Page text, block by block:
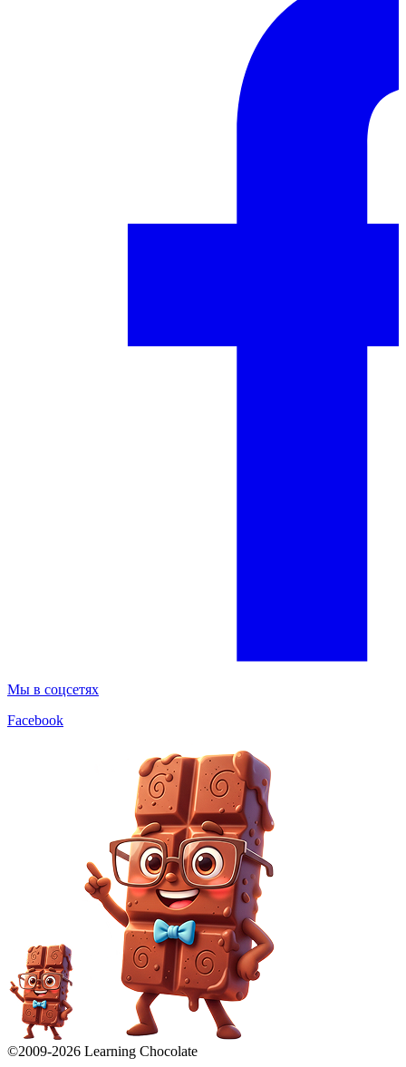
Мы в соцсетях
Facebook
©2009-2026 Learning Chocolate